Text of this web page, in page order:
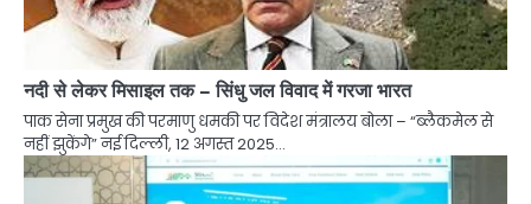
नदी से लेकर मिसाइल तक – सिंधु जल विवाद में गरजा भारत
पाक सेना प्रमुख की परमाणु धमकी पर विदेश मंत्रालय बोला – “ब्लैकमेल से
नहीं झुकेंगे” नई दिल्ली, 12 अगस्त 2025…